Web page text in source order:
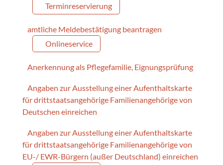
Terminreservierung
amtliche Meldebestätigung beantragen
Onlineservice
Anerkennung als Pflegefamilie, Eignungsprüfung
Angaben zur Ausstellung einer Aufenthaltskarte
für drittstaatsangehörige Familienangehörige von
Deutschen einreichen
Angaben zur Ausstellung einer Aufenthaltskarte
für drittstaatsangehörige Familienangehörige von
EU-/ EWR-Bürgern (außer Deutschland) einreichen